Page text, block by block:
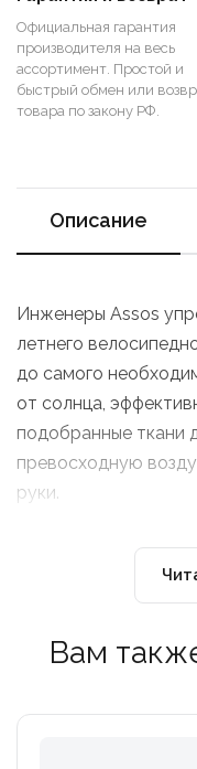
Официальная гарантия
производителя на весь
ассортимент. Простой и
быстрый обмен или
товара по закону РФ.
Описание
Инженеры Assos
летнего
до самого
от солнца,
подобранные ткани
превосходную
руки.
Вам